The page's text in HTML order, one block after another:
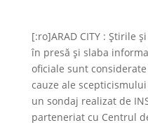
[:ro]ARAD CITY : Ştirile
în presă şi slaba
oficiale sunt
cauze ale
un sondaj realizat de
parteneriat cu Centrul